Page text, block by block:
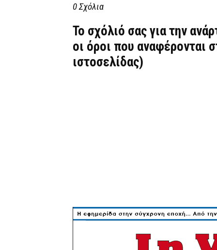
0 Σχόλια
Το σχόλιό σας για την
οι όροι που αναφέρονται
ιστοσελίδας)